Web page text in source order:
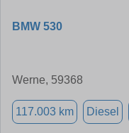
BMW 530
Werne, 59368
117.003 km Diesel